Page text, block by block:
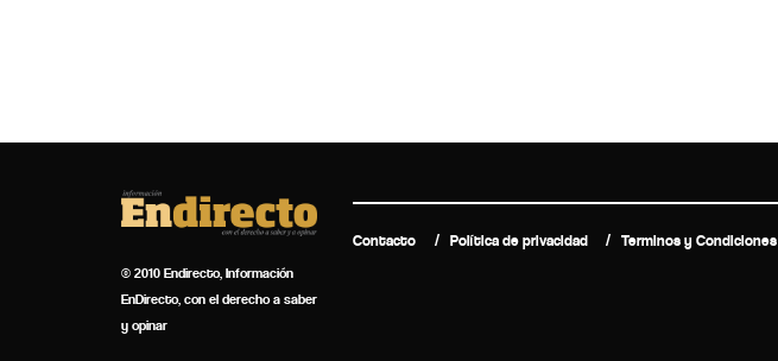
© 2010 Endirecto, Información
EnDirecto, con el derecho a saber
y opinar
Contacto Política de privacidad Terminos y Condiciones